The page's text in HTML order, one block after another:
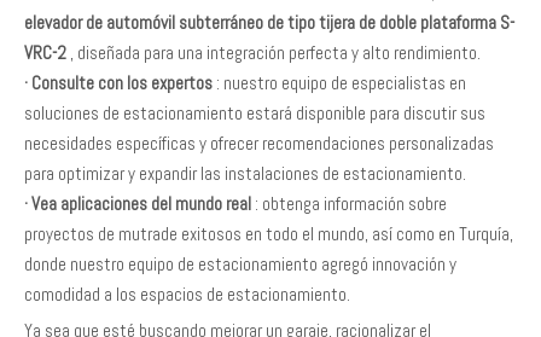
elevador de automóvil subterráneo de tipo tijera de doble plataforma S-
VRC-2 , diseñada para una integración perfecta y alto rendimiento.
· Consulte con los expertos : nuestro equipo de especialistas en
soluciones de estacionamiento estará disponible para discutir sus
necesidades específicas y ofrecer recomendaciones personalizadas
para optimizar y expandir las instalaciones de estacionamiento.
·Vea aplicaciones del mundo real : obtenga información sobre
proyectos de mutrade exitosos en todo el mundo, así como en Turquía,
donde nuestro equipo de estacionamiento agregó innovación y
comodidad a los espacios de estacionamiento.
Ya sea que esté buscando mejorar un garaje, racionalizar el